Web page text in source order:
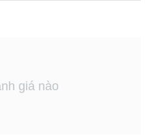
yến chưng sẵn thơm
đau đầu, căng mắt để
và chất lượng tốt hay xấu
giá nào